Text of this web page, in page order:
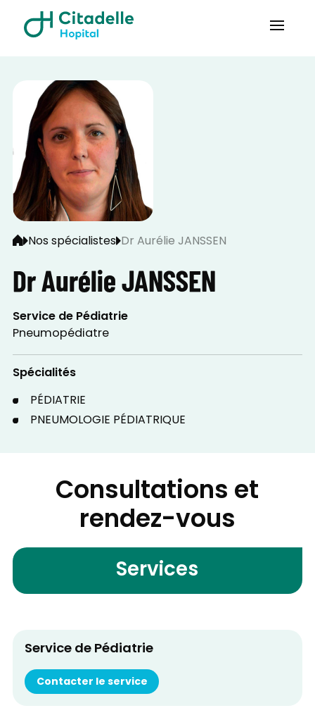
Nos spécialistes Dr Aurélie JANSSEN
Dr Aurélie JANSSEN
Service de Pédiatrie
Pneumopédiatre
Spécialités
PÉDIATRIE
PNEUMOLOGIE PÉDIATRIQUE
Consultations et
rendez-vous
Services
Service de Pédiatrie
Contacter le service